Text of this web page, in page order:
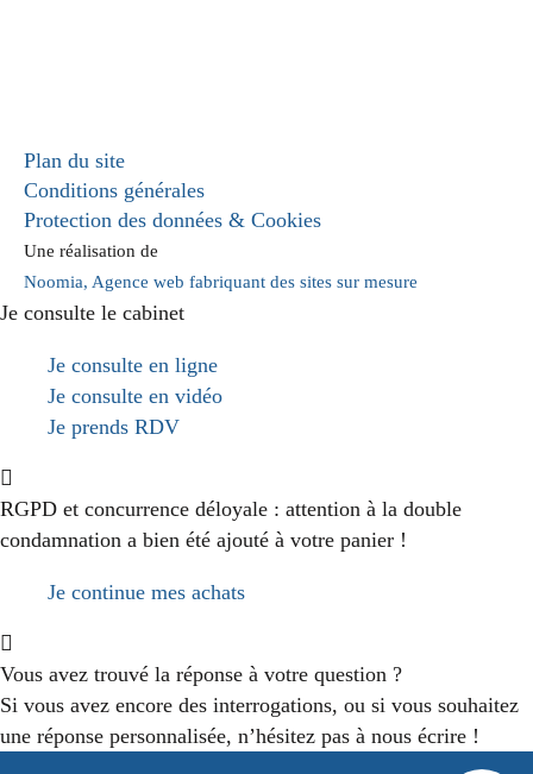
Plan du site
Conditions générales
Protection des données & Cookies
Une réalisation de
Noomia, Agence web fabriquant des sites sur mesure
Je consulte le cabinet
Je consulte en ligne
Je consulte en vidéo
Je prends RDV
RGPD et concurrence déloyale : attention à la double
condamnation a bien été ajouté à votre panier !
Je continue mes achats
Vous avez trouvé la réponse à votre question ?
Si vous avez encore des interrogations, ou si vous souhaitez
une réponse personnalisée, n’hésitez pas à nous écrire !